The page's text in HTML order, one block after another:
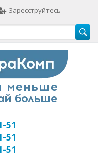
Зареєструйтесь
51
51
51